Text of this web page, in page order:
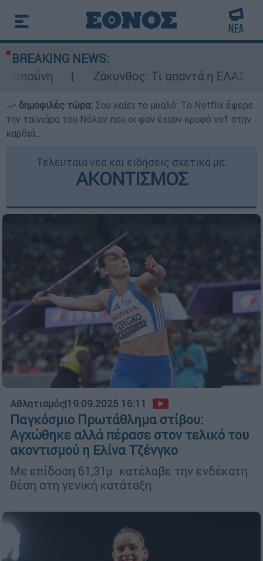
BREAKING NEWS:
Ζάκυνθος: Τι απαντά η ΕΛΑΣ για τους 8
δημοφιλές τώρα: Σου καίει το μυαλό: Το Netflix έφερε
την ταινιάρα του Νόλαν που οι φαν έχουν κρυφό νο1 στην
καρδιά...
Τελευταία νέα και ειδήσεις σχετικά με:
ΑΚΟΝΤΙΣΜΟΣ
Αθλητισμός|19.09.2025 16:11
Παγκόσμιο Πρωτάθλημα στίβου:
Αγχώθηκε αλλά πέρασε στον τελικό του
ακοντισμού η Ελίνα Τζένγκο
Με επίδοση 61,31μ. κατέλαβε την ενδέκατη
θέση στη γενική κατάταξη